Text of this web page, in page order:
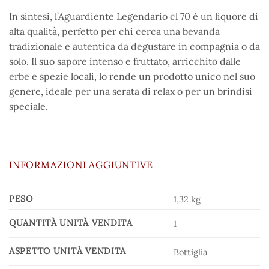
In sintesi, l’Aguardiente Legendario cl 70 è un liquore di
alta qualità, perfetto per chi cerca una bevanda
tradizionale e autentica da degustare in compagnia o da
solo. Il suo sapore intenso e fruttato, arricchito dalle
erbe e spezie locali, lo rende un prodotto unico nel suo
genere, ideale per una serata di relax o per un brindisi
speciale.
INFORMAZIONI AGGIUNTIVE
PESO 1,32 kg
QUANTITÀ UNITÀ VENDITA 1
ASPETTO UNITÀ VENDITA Bottiglia